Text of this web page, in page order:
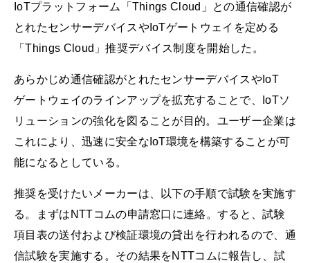
IoTプラットフォーム「Things Cloud」との通信確認が
とれたセンサーデバイスやIoTゲートウェイを定める
「Things Cloud」推奨デバイス制度を開始した。
あらかじめ通信確認がとれたセンサーデバイスやIoT
ゲートウェイのラインアップを拡充することで、IoTソ
リューションの強化を図ることが目的。ユーザー企業は
これにより、迅速に安全なIoT環境を構築することが可
能になるとしている。
推奨を受けたいメーカーは、以下の手順で試験を実施す
る。まずはNTTコムの申請窓口に連絡。すると、試験
項目表の送付および検証環境の貸出を行われるので、通
信試験を実施する。その結果をNTTコムに報告し、試